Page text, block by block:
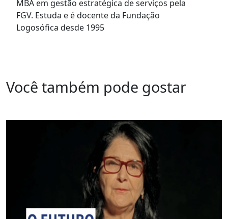
MBA em gestão estratégica de serviços pela
FGV. Estuda e é docente da Fundação
Logosófica desde 1995
Você também pode gostar